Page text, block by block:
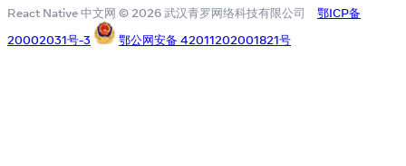
React Native 中文网 © 2026 武汉青罗网络科技有限公司
鄂ICP备
20002031号-3
鄂公网安备 42011202001821号